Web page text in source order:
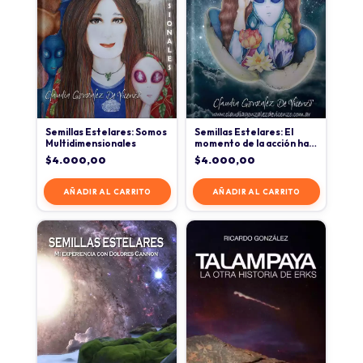
Semillas Estelares: Somos
Multidimensionales
$4.000,00
AÑADIR AL CARRITO
Semillas Estelares: El
momento de la acción ha
llegado
$4.000,00
AÑADIR AL CARRITO